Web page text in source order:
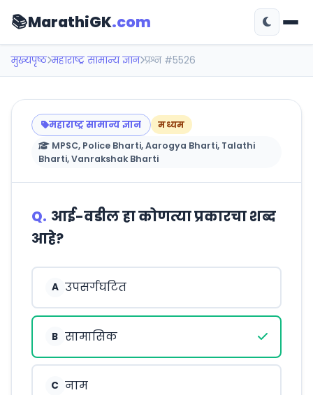
📚MarathiGK.com
मुख्यपृष्ठ महाराष्ट्र सामान्य ज्ञान प्रश्न #5526
महाराष्ट्र सामान्य ज्ञान
मध्यम
MPSC, Police Bharti, Aarogya Bharti, Talathi
Bharti, Vanrakshak Bharti
Q. आई-वडील हा कोणत्या प्रकारचा शब्द
आहे?
A उपसर्गघटित
B सामासिक
C नाम